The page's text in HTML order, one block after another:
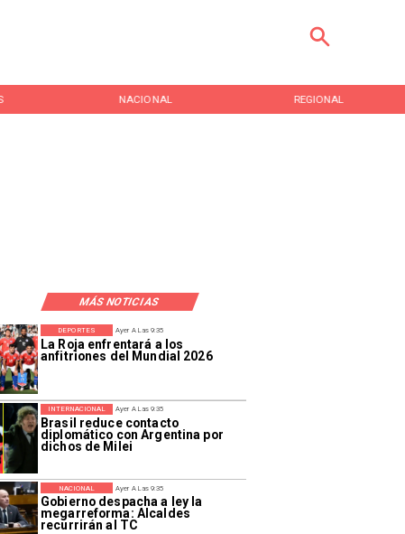
REGIONAL ENTRETENCIÓN
MÁS NOTICIAS
Ayer A Las 9:35
La Roja enfrentará a los
anfitriones del Mundial 2026
DEPORTES
Ayer A Las 9:35
Brasil reduce contacto
diplomático con Argentina por
dichos de Milei
INTERNACIONAL
Ayer A Las 9:35
Gobierno despacha a ley la
megarreforma: Alcaldes
recurrirán al TC
NACIONAL